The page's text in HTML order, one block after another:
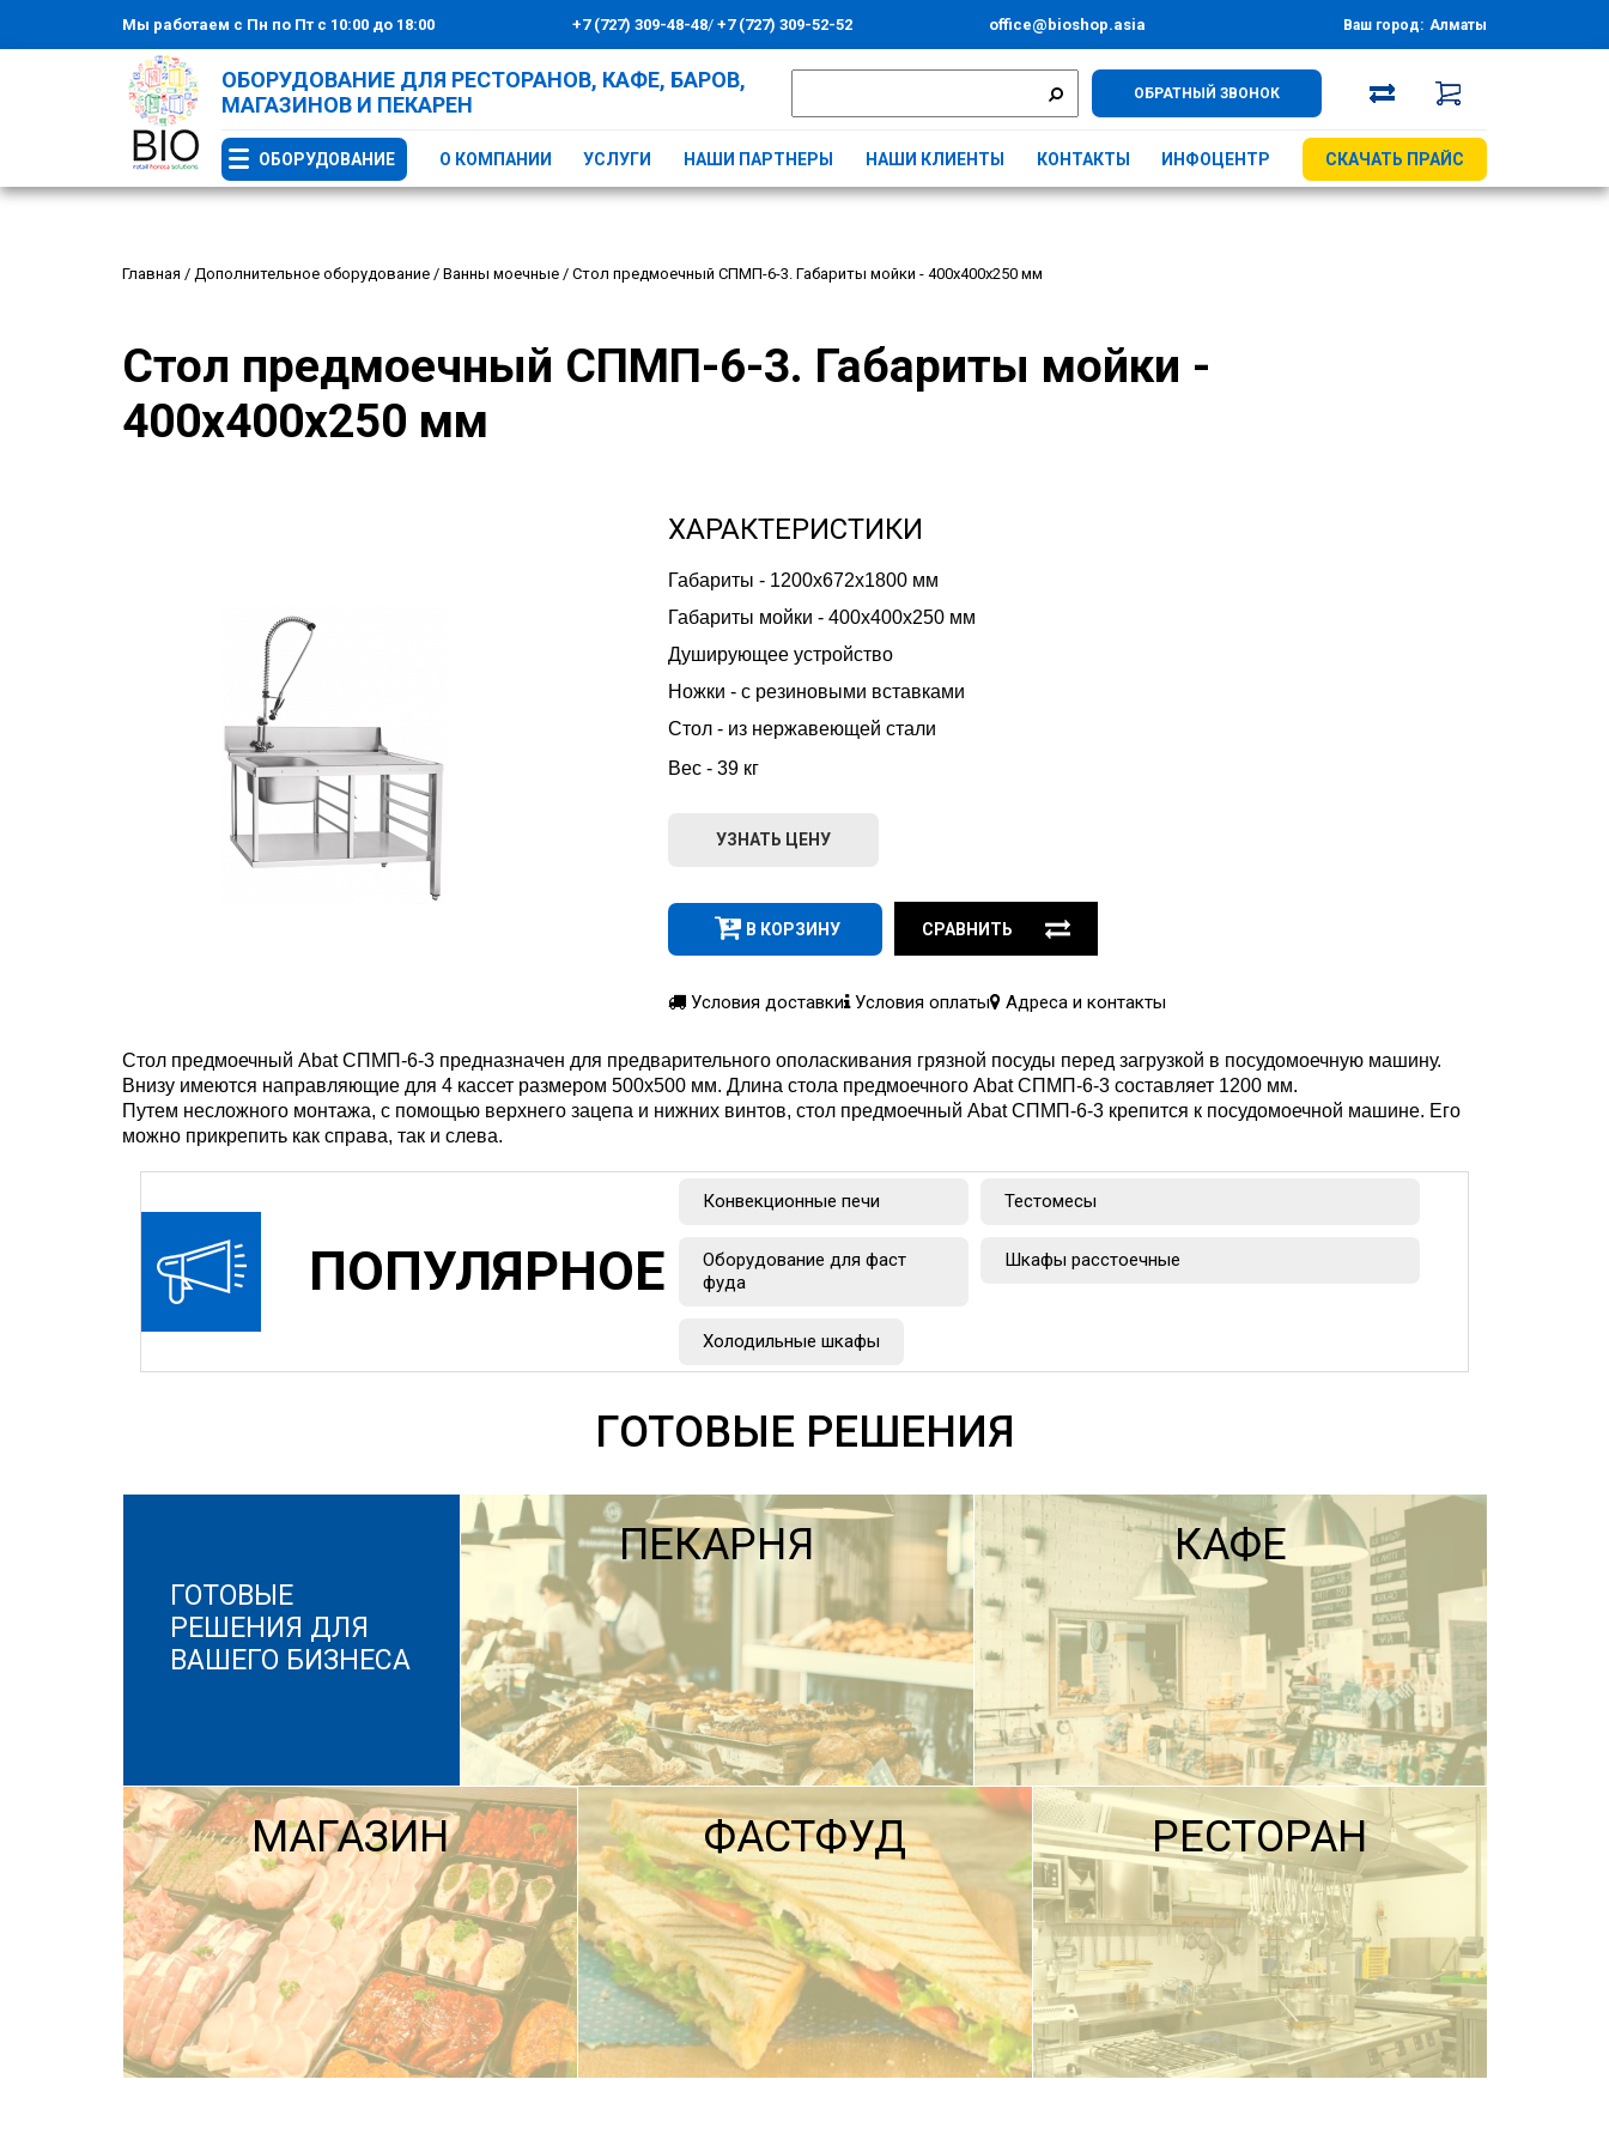
Мы работаем с Пн по Пт с 10:00 до 18:00 +7 (727) 309-48-48/+7 (727) 309-52-52 office@bioshop.asia Ваш город: Алматы
ОБОРУДОВАНИЕ ДЛЯ РЕСТОРАНОВ, КАФЕ, БАРОВ,
МАГАЗИНОВ И ПЕКАРЕН
ОБРАТНЫЙ ЗВОНОК
ОБОРУДОВАНИЕ О КОМПАНИИ УСЛУГИ НАШИ ПАРТНЕРЫ НАШИ КЛИЕНТЫ КОНТАКТЫ ИНФОЦЕНТР СКАЧАТЬ ПРАЙС
Главная / Дополнительное оборудование / Ванны моечные / Стол предмоечный СПМП-6-3. Габариты мойки - 400x400x250 мм
Стол предмоечный СПМП-6-3. Габариты мойки -
400x400x250 мм
ХАРАКТЕРИСТИКИ
Габариты - 1200х672х1800 мм
Габариты мойки - 400x400x250 мм
Душирующее устройство
Ножки - с резиновыми вставками
Стол - из нержавеющей стали
Вес - 39 кг
УЗНАТЬ ЦЕНУ
В КОРЗИНУ СРАВНИТЬ
Условия доставки Условия оплаты Адреса и контакты
Стол предмоечный Abat СПМП-6-3 предназначен для предварительного ополаскивания грязной посуды перед загрузкой в посудомоечную машину.
Внизу имеются направляющие для 4 кассет размером 500x500 мм. Длина стола предмоечного Abat СПМП-6-3 составляет 1200 мм.
Путем несложного монтажа, с помощью верхнего зацепа и нижних винтов, стол предмоечный Abat СПМП-6-3 крепится к посудомоечной машине. Его
можно прикрепить как справа, так и слева.
ПОПУЛЯРНОЕ
Конвекционные печи Тестомесы
Оборудование для фаст
фуда
Шкафы расстоечные
Холодильные шкафы
ГОТОВЫЕ РЕШЕНИЯ
ГОТОВЫЕ
РЕШЕНИЯ ДЛЯ
ВАШЕГО БИЗНЕСА
ПЕКАРНЯ
ПОДРОБНЕЕ
КАФЕ
ПОДРОБНЕЕ
МАГАЗИН ФАСТФУД РЕСТОРАН